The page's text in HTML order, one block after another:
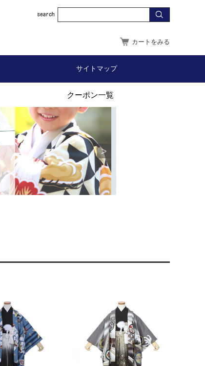
カートをみる
サイトマップ